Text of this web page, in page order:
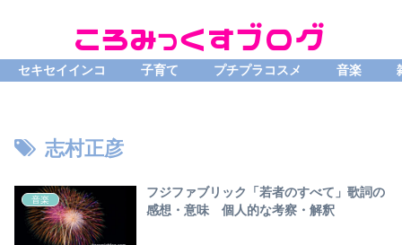
セキセイインコ 子育て プチプラコスメ 音楽
志村正彦
音楽
フジファブリック「若者のすべて」歌詞の
感想・意味 個人的な考察・解釈